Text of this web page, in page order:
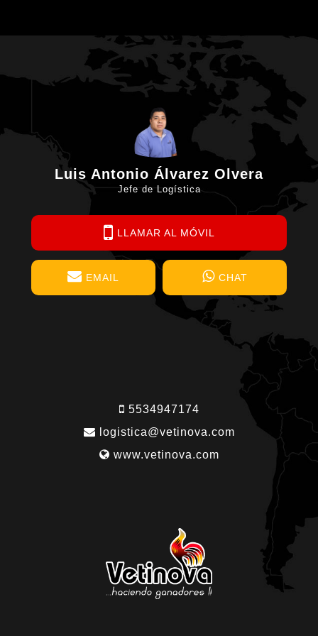
Luis Antonio Álvarez Olvera
Jefe de Logística
LLAMAR AL MÓVIL
EMAIL CHAT
5534947174
logistica@vetinova.com
www.vetinova.com